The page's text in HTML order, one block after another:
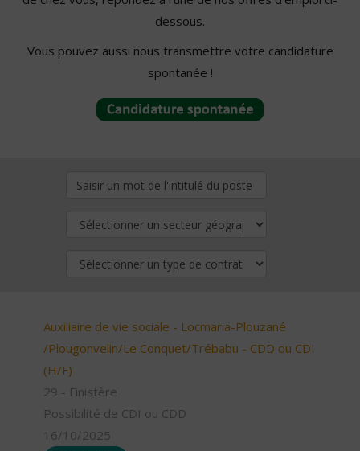
dessous.
Vous pouvez aussi nous transmettre votre candidature
spontanée !
Auxiliaire de vie sociale - Locmaria-Plouzané
/Plougonvelin/Le Conquet/Trébabu - CDD ou CDI
(H/F)
29 - Finistère
Possibilité de CDI ou CDD
16/10/2025